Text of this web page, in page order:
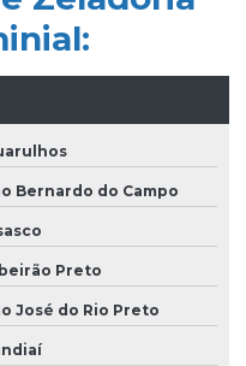
sp
Bernardo do Campo
Preto
José do Rio Preto